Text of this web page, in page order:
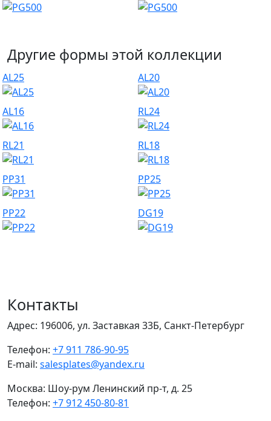
Другие формы этой коллекции
AL25 AL20
AL16 RL24
RL21 RL18
PP31 PP25
PP22 DG19
Контакты
Адрес: 196006, ул. Заставкая 33Б, Санкт-Петербург
Телефон: +7 911 786-90-95
E-mail: salesplates@yandex.ru
Москва: Шоу-рум Ленинский пр-т, д. 25
Телефон: +7 912 450-80-81